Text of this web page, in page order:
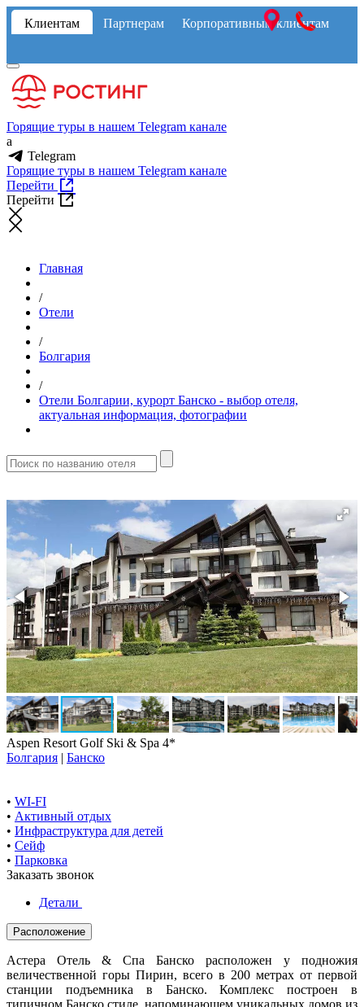
Клиентам Партнерам Корпоративным клиентам
Горящие туры в нашем Telegram канале
a
Telegram
Горящие туры в нашем Telegram канале
Перейти
Перейти
Главная
/
Отели
/
Болгария
/
Отели Болгарии, курорт Банско - выбор отеля,
актуальная информация, фотографии
Aspen Resort Golf Ski & Spa 4*
Болгария | Банско
• WI-FI
• Активный отдых
• Инфраструктура для детей
• Сейф
• Парковка
Заказать звонок
Детали
Расположение
Астера Отель & Спа Банско расположен у подножия
величественной горы Пирин, всего в 200 метрах от первой
станции подъемника в Банско. Комплекс построен в